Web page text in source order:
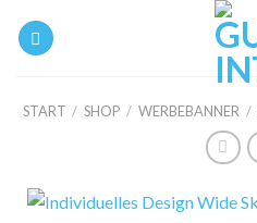
Inhalt
START / SHOP / WERBEBANNER /